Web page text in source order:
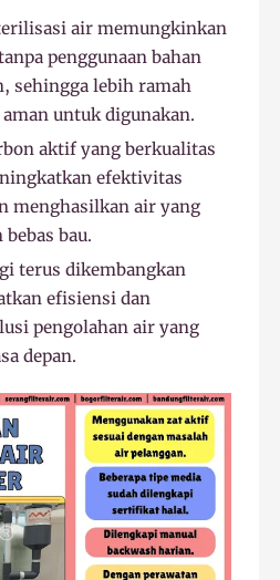
air memungkinkan
penggunaan bahan
sehingga lebih ramah
untuk digunakan.
aktif yang berkualitas
efektivitas
menghasilkan air yang
bau.
terus dikembangkan
efisiensi dan
pengolahan air yang
depan.